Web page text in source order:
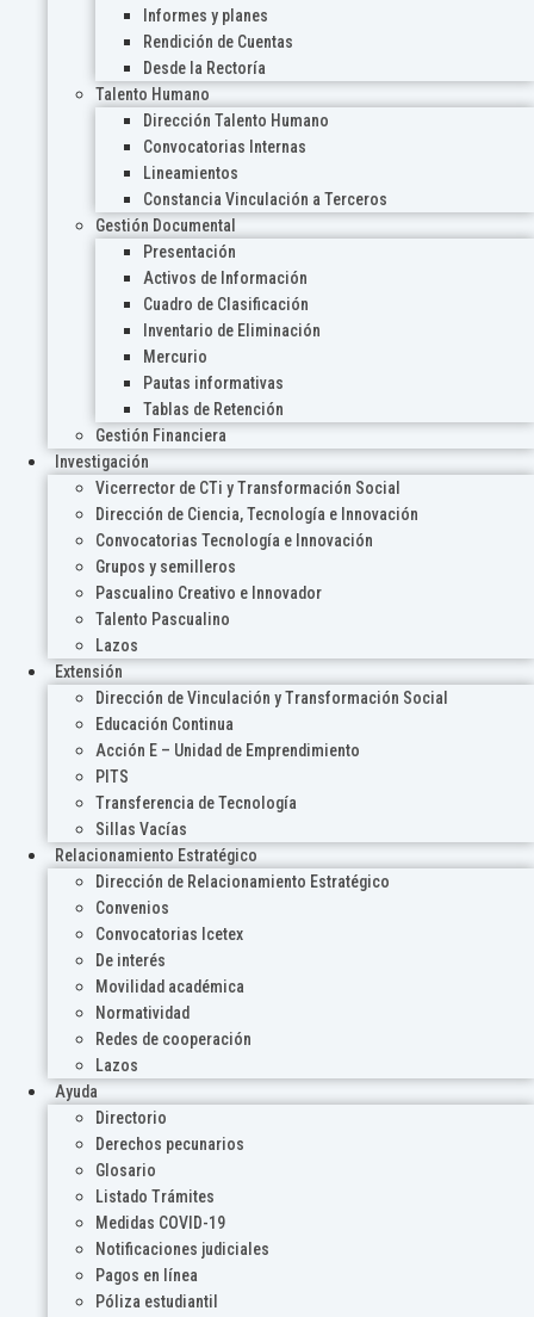
Informes y planes
Rendición de Cuentas
Desde la Rectoría
Talento Humano
Dirección Talento Humano
Convocatorias Internas
Lineamientos
Constancia Vinculación a Terceros
Gestión Documental
Presentación
Activos de Información
Cuadro de Clasificación
Inventario de Eliminación
Mercurio
Pautas informativas
Tablas de Retención
Gestión Financiera
Investigación
Vicerrector de CTi y Transformación Social
Dirección de Ciencia, Tecnología e Innovación
Convocatorias Tecnología e Innovación
Grupos y semilleros
Pascualino Creativo e Innovador
Talento Pascualino
Lazos
Extensión
Dirección de Vinculación y Transformación Social
Educación Continua
Acción E – Unidad de Emprendimiento
PITS
Transferencia de Tecnología
Sillas Vacías
Relacionamiento Estratégico
Dirección de Relacionamiento Estratégico
Convenios
Convocatorias Icetex
De interés
Movilidad académica
Normatividad
Redes de cooperación
Lazos
Ayuda
Directorio
Derechos pecunarios
Glosario
Listado Trámites
Medidas COVID-19
Notificaciones judiciales
Pagos en línea
Póliza estudiantil